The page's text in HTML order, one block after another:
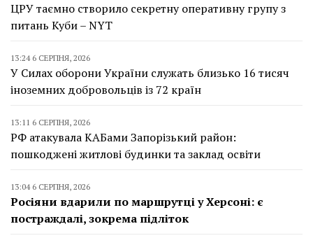
ЦРУ таємно створило секретну оперативну групу з
питань Куби – NYT
13:24 6 СЕРПНЯ, 2026
У Силах оборони України служать близько 16 тисяч
іноземних добровольців із 72 країн
13:11 6 СЕРПНЯ, 2026
РФ атакувала КАБами Запорізький район:
пошкоджені житлові будинки та заклад освіти
13:04 6 СЕРПНЯ, 2026
Росіяни вдарили по маршрутці у Херсоні: є
постраждалі, зокрема підліток